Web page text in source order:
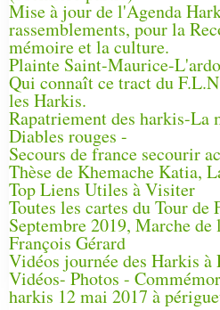
Mise à jour de l'Agenda
rassemblements, pour la
mémoire et la culture.
Plainte Saint-Maurice-
Qui connaît ce tract du
les Harkis.
Rapatriement des harkis-La
Diables rouges -
Secours de france secourir
Thèse de Khemache Katia,
Top Liens Utiles à Visiter
Toutes les cartes du Tour
Septembre 2019, Marche
François Gérard
Vidéos journée des Harkis
Vidéos- Photos -
harkis 12 mai 2017 à